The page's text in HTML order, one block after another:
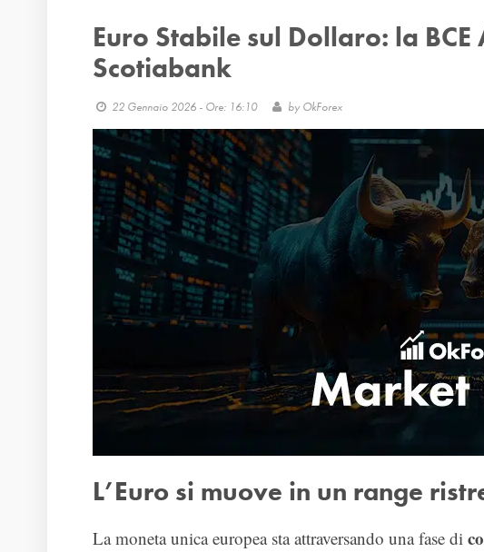
Euro Stabile sul Dollaro: la
Scotiabank
22 Gennaio 2026 - Ore: 16:10 by OkForex
L’Euro si muove in un range
La moneta unica europea sta attraversando una fase di